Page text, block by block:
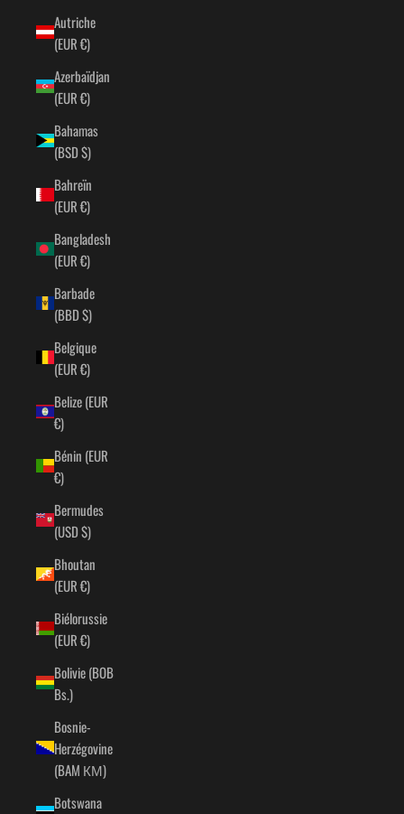
Autriche
(EUR €)
Azerbaïdjan
(EUR €)
Bahamas
(BSD $)
Bahreïn
(EUR €)
Bangladesh
(EUR €)
Barbade
(BBD $)
Belgique
(EUR €)
Belize (EUR
€)
Bénin (EUR
€)
Bermudes
(USD $)
Bhoutan
(EUR €)
Biélorussie
(EUR €)
Bolivie (BOB
Bs.)
Bosnie-
Herzégovine
(BAM КМ)
Botswana